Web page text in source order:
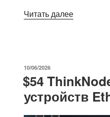
Читать далее«NanoPi
и
ОПУБЛИКОВАНО
10/06/2026
$54
устройств